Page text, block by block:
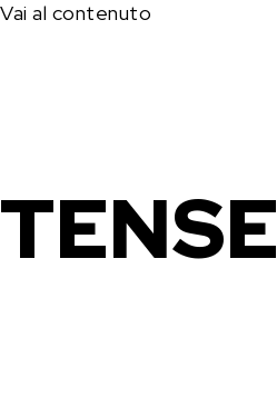
Vai al contenuto
TENSE